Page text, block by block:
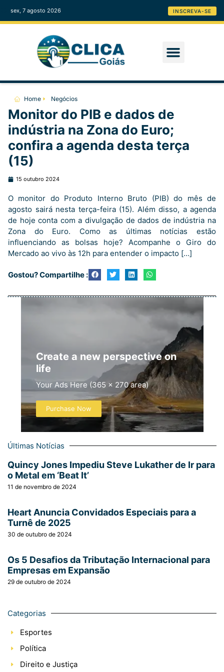
sex, 7 agosto 2026 INSCREVA-SE
Home Negócios
Monitor do PIB e dados de
indústria na Zona do Euro;
confira a agenda desta terça
(15)
15 outubro 2024
O monitor do Produto Interno Bruto (PIB) do mês de
agosto sairá nesta terça-feira (15). Além disso, a agenda
de hoje conta com a divulgação de dados de indústria na
Zona do Euro. Como as últimas notícias estão
influenciando as bolsas hoje? Acompanhe o Giro do
Mercado ao vivo às 12h para entender o impacto […]
Gostou? Compartilhe :
Create a new perspective on
life
Your Ads Here (365 x 270 area)
Purchase Now
Últimas Notícias
Quincy Jones Impediu Steve Lukather de Ir para
o Metal em ‘Beat It’
11 de novembro de 2024
Heart Anuncia Convidados Especiais para a
Turnê de 2025
30 de outubro de 2024
Os 5 Desafios da Tributação Internacional para
Empresas em Expansão
29 de outubro de 2024
Categorias
Esportes
Política
Direito e Justiça